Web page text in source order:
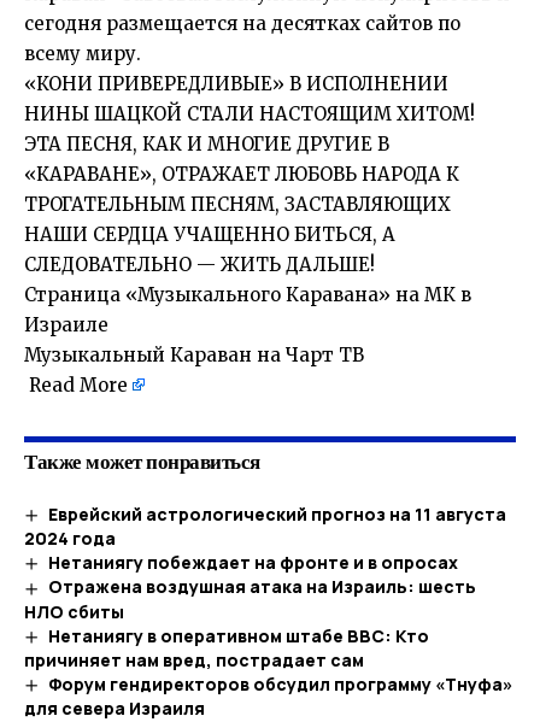
сегодня размещается на десятках сайтов по
всему миру.
«КОНИ ПРИВЕРЕДЛИВЫЕ» В ИСПОЛНЕНИИ
НИНЫ ШАЦКОЙ СТАЛИ НАСТОЯЩИМ ХИТОМ!
ЭТА ПЕСНЯ, КАК И МНОГИЕ ДРУГИЕ В
«КАРАВАНЕ», ОТРАЖАЕТ ЛЮБОВЬ НАРОДА К
ТРОГАТЕЛЬНЫМ ПЕСНЯМ, ЗАСТАВЛЯЮЩИХ
НАШИ СЕРДЦА УЧАЩЕННО БИТЬСЯ, А
СЛЕДОВАТЕЛЬНО — ЖИТЬ ДАЛЬШЕ!
Страница «Музыкального Каравана» на МК в
Израиле
Музыкальный Караван на Чарт ТВ
Read More
Также может понравиться
Еврейский астрологический прогноз на 11 августа
2024 года
Нетаниягу побеждает на фронте и в опросах
Отражена воздушная атака на Израиль: шесть
НЛО сбиты
Нетаниягу в оперативном штабе ВВС: Кто
причиняет нам вред, пострадает сам
Форум гендиректоров обсудил программу «Тнуфа»
для севера Израиля